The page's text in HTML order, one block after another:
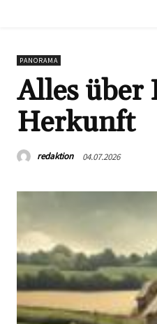
PANORAMA
Alles über
Herkunft
redaktion 04.07.2026